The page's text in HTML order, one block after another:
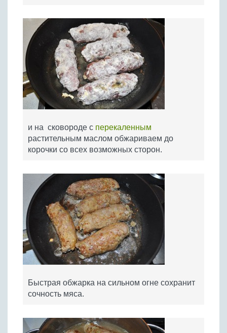
и на сковороде с перекаленным
растительным маслом обжариваем до
корочки со всех возможных сторон.
Быстрая обжарка на сильном огне сохранит
сочность мяса.